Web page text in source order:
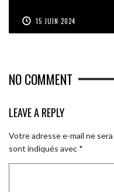
15 JUIN 2024
NO COMMENT
LEAVE A REPLY
Votre adresse e-mail ne
sont indiqués avec *